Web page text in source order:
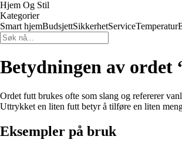
Hjem Og Stil
Kategorier
Smart hjemBudsjettSikkerhetServiceTemperatur
Betydningen av ordet
Ordet futt brukes ofte som slang og refererer
Uttrykket en liten futt betyr å tilføre en liten
Eksempler på bruk